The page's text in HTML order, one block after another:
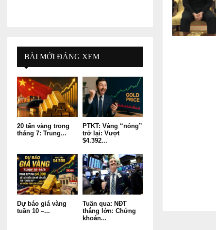
BÀI MỚI ĐÁNG XEM
20 tấn vàng trong
tháng 7: Trung...
PTKT: Vàng “nóng”
trở lại: Vượt
$4.392...
Dự báo giá vàng
tuần 10 –...
Tuần qua: NĐT
thắng lớn: Chứng
khoán...